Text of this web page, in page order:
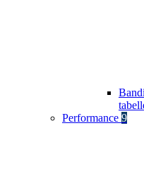
Performance 9